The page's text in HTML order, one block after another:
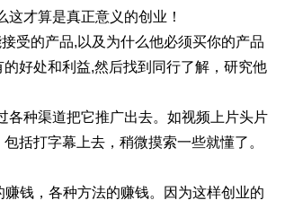
才算是真正意义的创业！
受的产品,以及为什么他必须买你的产品
好处和利益,然后找到同行了解，研究他
各种渠道把它推广出去。如视频上片头片
括打字幕上去，稍微摸索一些就懂了。
钱，各种方法的赚钱。因为这样创业的